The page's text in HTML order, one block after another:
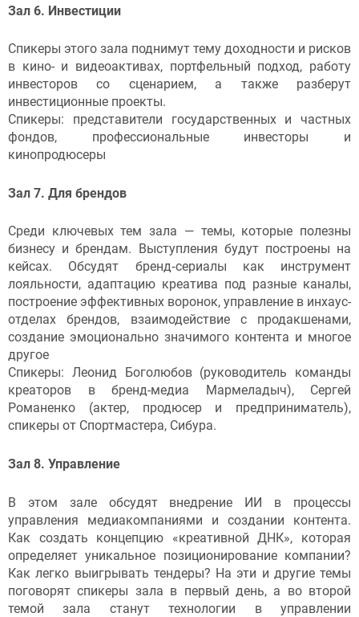
Зал 6. Инвестиции
Спикеры этого зала поднимут тему доходности и рисков
в кино- и видеоактивах, портфельный подход, работу
инвесторов со сценарием, а также разберут
инвестиционные проекты.
Спикеры: представители государственных и частных
фондов, профессиональные инвесторы и
кинопродюсеры
Зал 7. Для брендов
Среди ключевых тем зала — темы, которые полезны
бизнесу и брендам. Выступления будут построены на
кейсах. Обсудят бренд‑сериалы как инструмент
лояльности, адаптацию креатива под разные каналы,
построение эффективных воронок, управление в инхаус-
отделах брендов, взаимодействие с продакшенами,
создание эмоционально значимого контента и многое
другое
Спикеры: Леонид Боголюбов (руководитель команды
креаторов в бренд-медиа Мармеладыч), Сергей
Романенко (актер, продюсер и предприниматель),
спикеры от Спортмастера, Сибура.
Зал 8. Управление
В этом зале обсудят внедрение ИИ в процессы
управления медиакомпаниями и создании контента.
Как создать концепцию «креативной ДНК», которая
определяет уникальное позиционирование компании?
Как легко выигрывать тендеры? На эти и другие темы
поговорят спикеры зала в первый день, а во второй
темой зала станут технологии в управлении